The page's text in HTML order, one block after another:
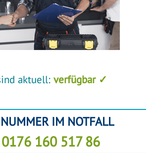
aktuell: verfügbar ✓
IM NOTFALL
160 517 86